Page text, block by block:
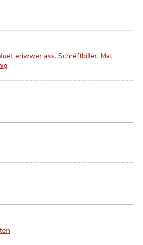
eriwwer ass. Schrëftbiller. Mat